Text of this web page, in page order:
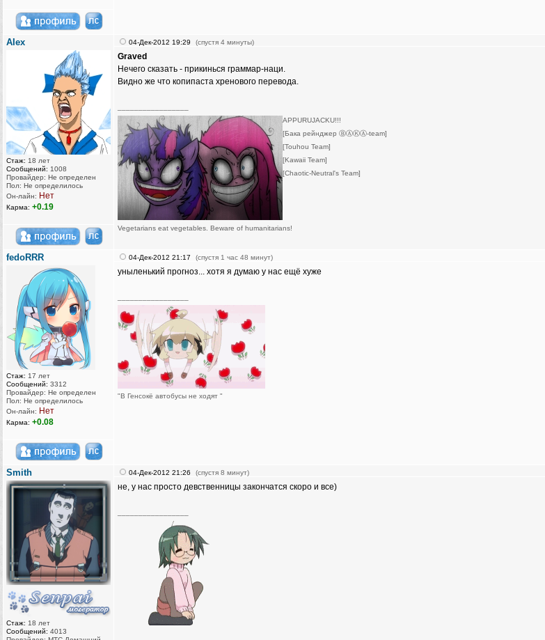
AIex
Стаж: 18 лет
Сообщений: 1008
Провайдер: Не определен
Пол: Не определилось
Он-лайн: Нет
Карма: +0.19
04-Дек-2012 19:29 (спустя 4 минуты)
Graved
Нечего сказать - прикинься граммар-наци.
Видно же что копипаста хренового перевода.
APPURUJACKU!!!
[Бака рейнджер ⒷⒶⓀⒶ-team]
[Touhou Team]
[Kawaii Team]
[Chaotic-Neutral's Team]
Vegetarians eat vegetables. Beware of humanitarians!
fedoRRR
Стаж: 17 лет
Сообщений: 3312
Провайдер: Не определен
Пол: Не определилось
Он-лайн: Нет
Карма: +0.08
04-Дек-2012 21:17 (спустя 1 час 48 минут)
уныленький прогноз... хотя я думаю у нас ещё хуже
"В Генсокё автобусы не ходят "
Smith
Стаж: 18 лет
Сообщений: 4013
04-Дек-2012 21:26 (спустя 8 минут)
не, у нас просто девственницы закончатся скоро и все)